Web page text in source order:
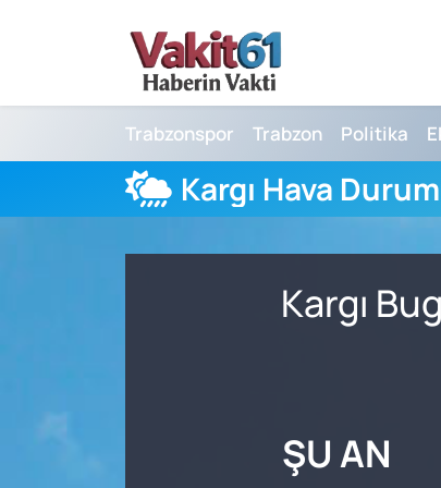
Trabzonspor Trabzon Politika
Kargı Hava
Kargı
ŞU AN
Nöbetçi Eczaneler
Hava Durumu
Namaz Vakitleri
Trafik Durumu
Süper Lig Puan Durumu ve Fikstür
Son Dakika Haberleri